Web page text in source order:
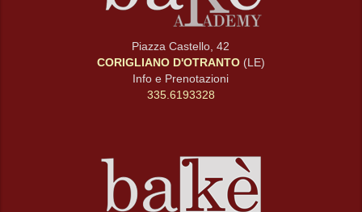
Piazza Castello, 42
CORIGLIANO D'OTRANTO(LE)
Info e Prenotazioni
335.6193328